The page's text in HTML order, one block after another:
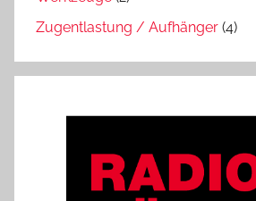
Zugentlastung / Aufhänger (4)